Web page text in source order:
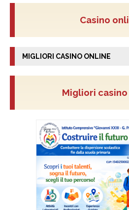
Casino
MIGLIORI CASINO ONLINE
Migliori